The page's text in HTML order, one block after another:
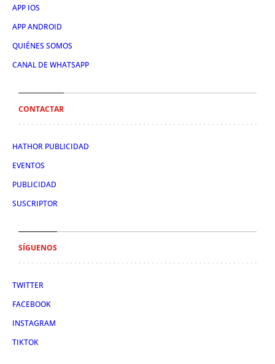
APP IOS
APP ANDROID
QUIÉNES SOMOS
CANAL DE WHATSAPP
CONTACTAR
HATHOR PUBLICIDAD
EVENTOS
PUBLICIDAD
SUSCRIPTOR
SÍGUENOS
TWITTER
FACEBOOK
INSTAGRAM
TIKTOK